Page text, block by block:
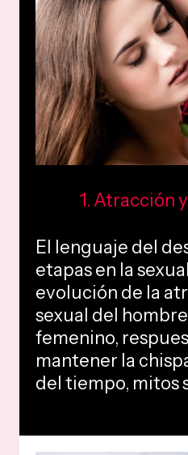
1. Atracción
El lenguaje del
etapas en la
evolución de la
sexual del
femenino,
mantener la
del tiempo, mitos